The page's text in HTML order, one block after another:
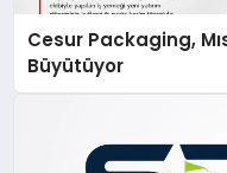
Cesur Packaging,
Büyütüyor